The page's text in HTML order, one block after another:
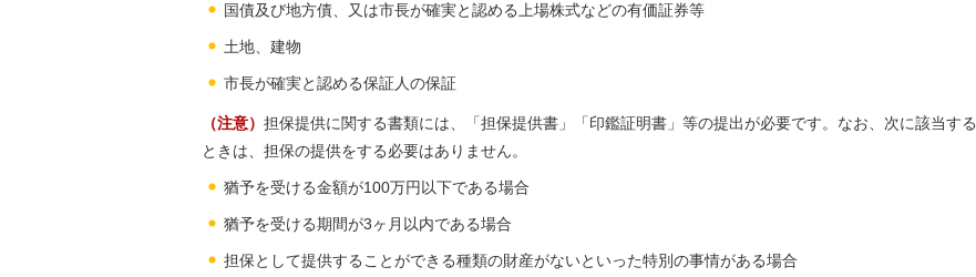
国債及び地方債、又は市長が確実と認める上場株式などの有価証券等
土地、建物
市長が確実と認める保証人の保証
（注意） 担保提供に関する書類には、「担保提供書」「印鑑証明書」等の提出が必要です。なお、次に該当する
ときは、担保の提供をする必要はありません。
猶予を受ける金額が100万円以下である場合
猶予を受ける期間が3ヶ月以内である場合
担保として提供することができる種類の財産がないといった特別の事情がある場合